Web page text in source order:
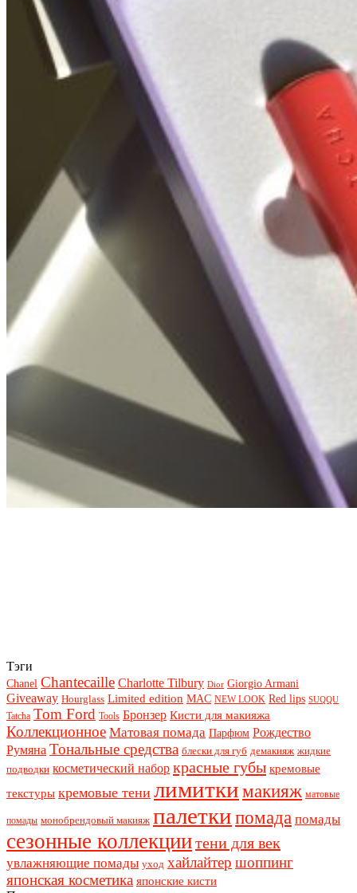
Тэги
Chanel Chantecaille Charlotte Tilbury Dior Giorgio Armani
Giveaway Hourglass Limited edition MAC NEW LOOK Red lips SUQQU
Tatcha Tom Ford Tools Бронзер Кисти для макияжа
Коллекционное Матовая помада Парфюм Рождество
Румяна Тональные средства блески для губ демакияж жидкие
подводки косметический набор красные губы кремовые
текстуры кремовые тени лимиткимакияж матовые
помады монобрендовый макияж палеткипомада помады
сезонные коллекциитени для век
увлажняющие помады уход хайлайтер шоппинг
японская косметика японские кисти